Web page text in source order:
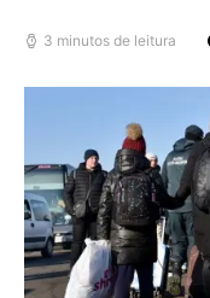
3 minutos de leitura